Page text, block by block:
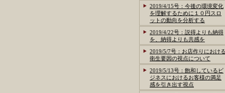
2019/4/15号：今後の環境変化
を理解するために１０円スロ
ットの動向を分析する
2019/4/22号：説得よりも納得
を、納得よりも共感を
2019/5/7号：お店作りにおける
衛生要因の視点について
2019/5/13号：飽和しているビ
ジネスにおけるお客様の満足
感を引き出す視点